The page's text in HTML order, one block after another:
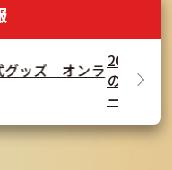
ドラマ『家政負
で独占配信スタ